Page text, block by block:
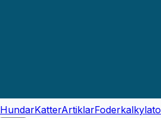
HundarKatterArtiklar